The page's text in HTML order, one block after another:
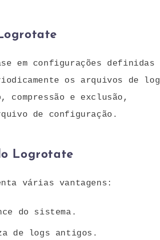
em configurações definidas
os arquivos de log
compressão e exclusão,
de configuração.
Logrotate
várias vantagens:
do sistema.
de logs antigos.